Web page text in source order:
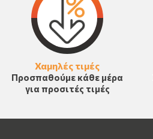
Χαμηλές τιμές
Προσπαθούμε κάθε μέρα
για προσιτές τιμές